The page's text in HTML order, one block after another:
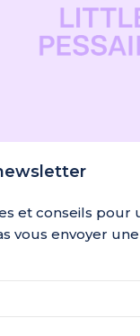
et conseils pour
vous envoyer